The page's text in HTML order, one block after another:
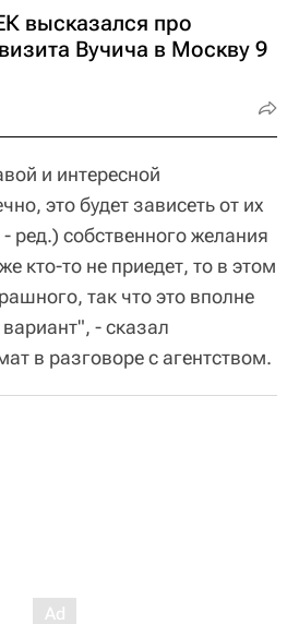
высказался про
Вучича в Москву 9
и интересной
это будет зависеть от их
ред.) собственного желания
кто-то не приедет, то в этом
так что это вполне
- сказал
в разговоре с агентством.